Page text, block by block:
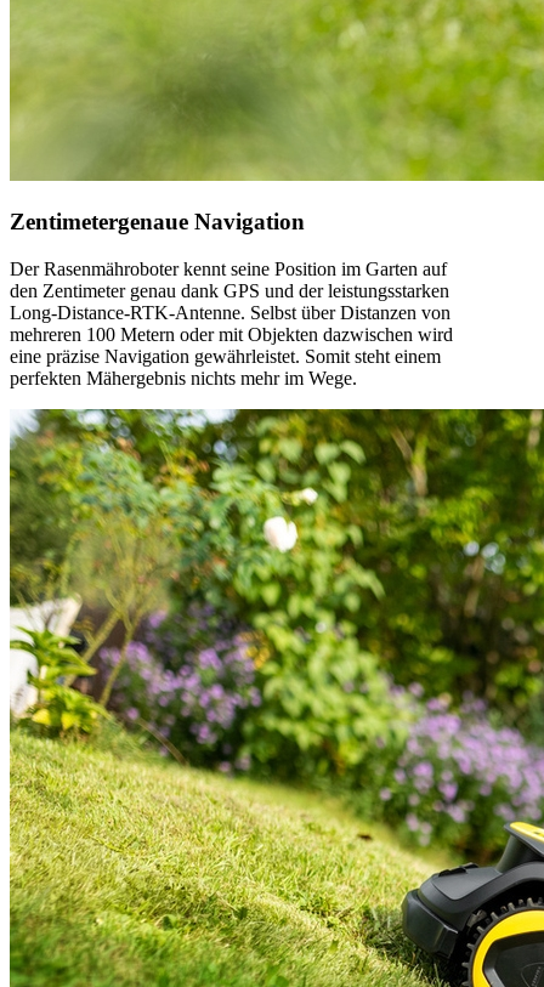
Zentimetergenaue Navigation
Der Rasenmähroboter kennt seine Position im Garten auf
den Zentimeter genau dank GPS und der leistungsstarken
Long-Distance-RTK-Antenne. Selbst über Distanzen von
mehreren 100 Metern oder mit Objekten dazwischen wird
eine präzise Navigation gewährleistet. Somit steht einem
perfekten Mähergebnis nichts mehr im Wege.